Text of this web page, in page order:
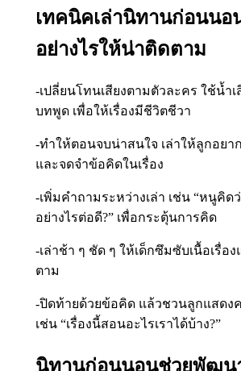
เทคนิคเล่านิทานก่อนนอ
อย่างไรให้น่าติดตาม
-เปลี่ยนโทนเสียงตามตัวละคร ใช้น้ำเ
บทพูด เพื่อให้เรื่องมีชีวิตชีวา
-ทำให้ตอนจบน่าสนใจ เล่าให้ลูกอย
และจดจำข้อคิดในเรื่อง
-เพิ่มคำถามระหว่างเล่า เช่น “หนูคิด
อย่างไรต่อดี?” เพื่อกระตุ้นการคิด
-เล่าช้า ๆ ชัด ๆ ให้เด็กซึมซับเนื้อเรื่อ
ตาม
-ปิดท้ายด้วยข้อคิด แล้วชวนลูกแสดง
เช่น “เรื่องนี้สอนอะไรเราได้บ้าง?”
นิทานก่อนนอนช่วยพัฒน